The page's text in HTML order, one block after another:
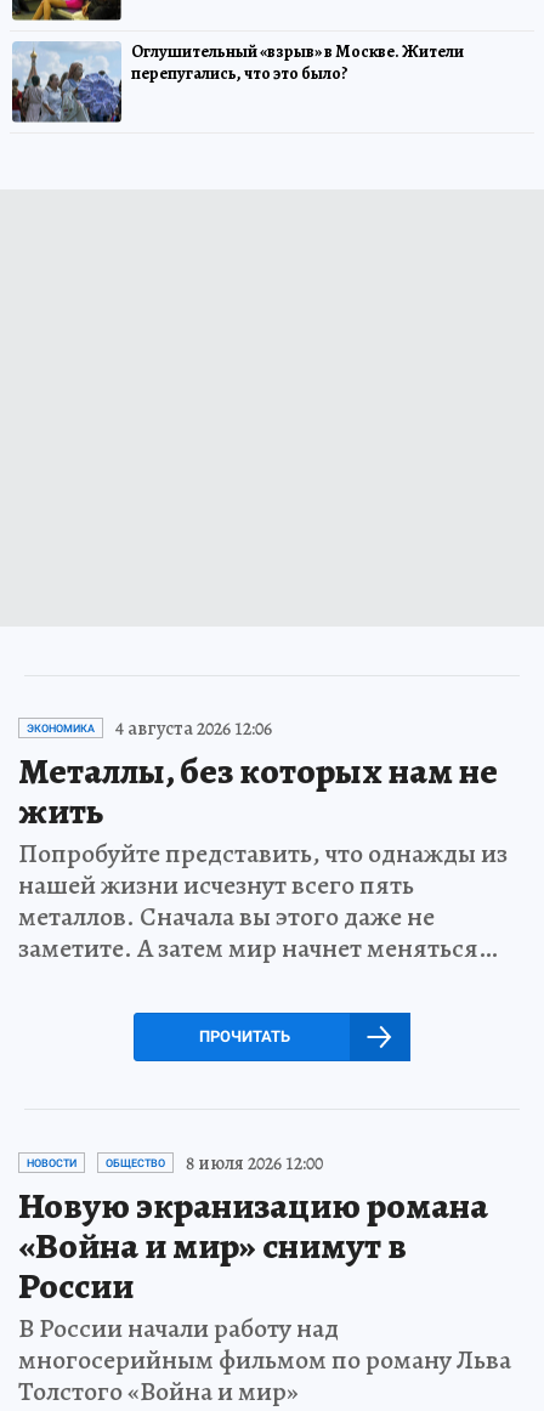
Оглушительный «взрыв» в Москве. Жители
перепугались, что это было?
ЭКОНОМИКА 4 августа 2026 12:06
Металлы, без которых нам не
жить
Попробуйте представить, что однажды из
нашей жизни исчезнут всего пять
металлов. Сначала вы этого даже не
заметите. А затем мир начнет меняться…
ПРОЧИТАТЬ
НОВОСТИ ОБЩЕСТВО 8 июля 2026 12:00
Новую экранизацию романа
«Война и мир» снимут в
России
В России начали работу над
многосерийным фильмом по роману Льва
Толстого «Война и мир»